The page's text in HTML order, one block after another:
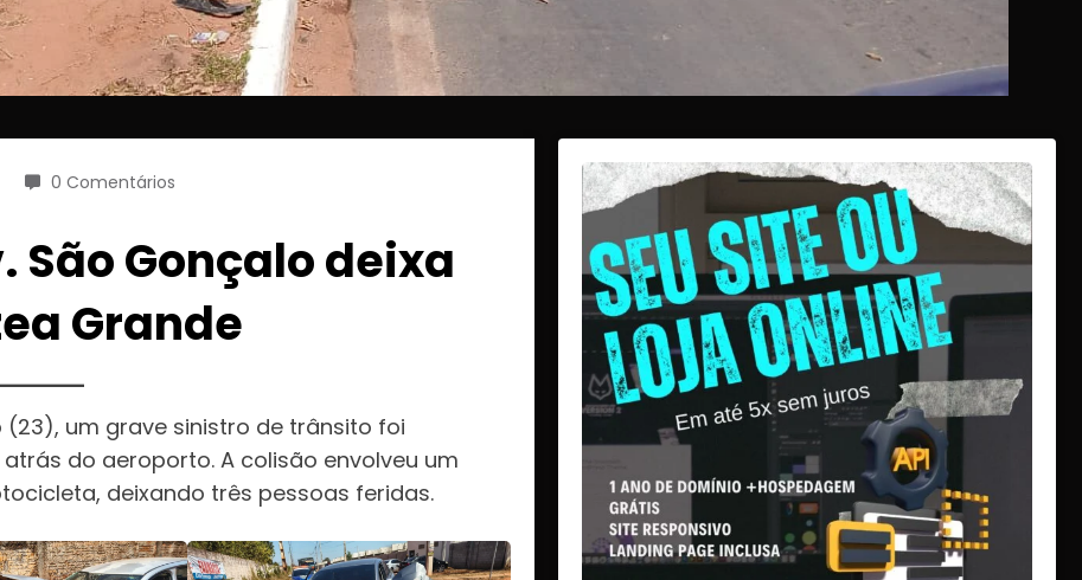
0 Comentários
São Gonçalo deixa
Grande
um grave sinistro de trânsito foi
do aeroporto. A colisão envolveu um
deixando três pessoas feridas.